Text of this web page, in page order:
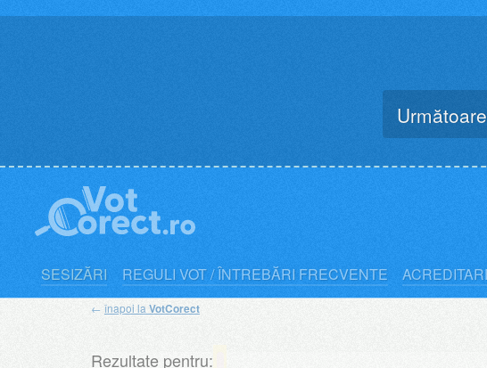
SESIZĂRI REGULI VOT / ÎNTREBĂRI FRECVENTE
← înapoi la VotCorect
Rezultate pentru: